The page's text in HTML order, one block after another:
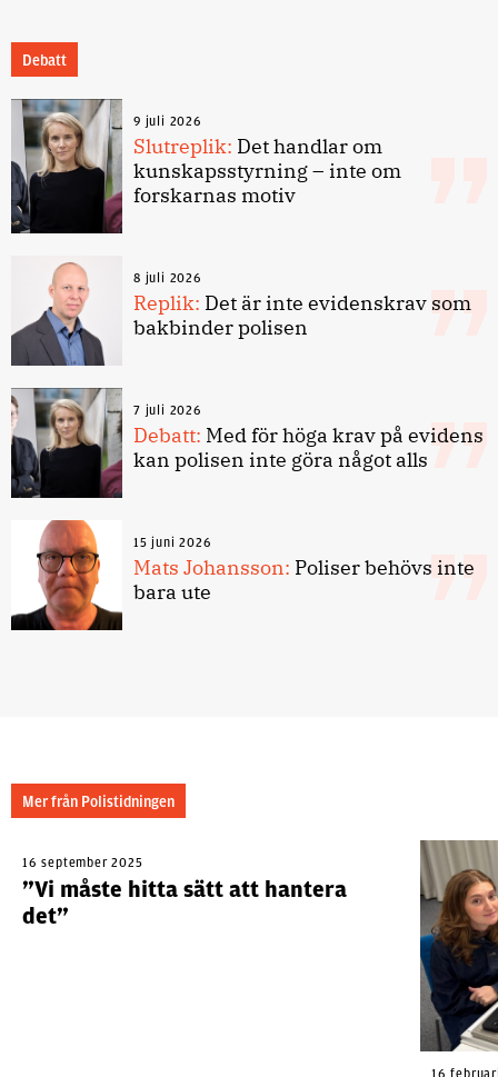
Debatt
9 juli 2026
Slutreplik: Det handlar om
kunskapsstyrning – inte om
forskarnas motiv
8 juli 2026
Replik: Det är inte evidenskrav som
bakbinder polisen
7 juli 2026
Debatt: Med för höga krav på evidens
kan polisen inte göra något alls
15 juni 2026
Mats Johansson: Poliser behövs inte
bara ute
Mer från Polistidningen
16 september 2025
”Vi måste hitta sätt att hantera
det”